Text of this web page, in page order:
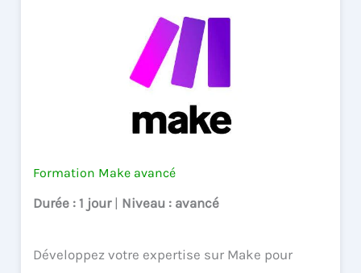
Formation Make avancé
Durée : 1 jour | Niveau : avancé
Développez votre expertise sur Make pour